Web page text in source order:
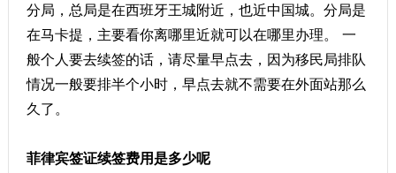
分局，总局是在西班牙王城附近，也近中国城。分局是
在马卡提，主要看你离哪里近就可以在哪里办理。 一
般个人要去续签的话，请尽量早点去，因为移民局排队
情况一般要排半个小时，早点去就不需要在外面站那么
久了。
菲律宾签证续签费用是多少呢